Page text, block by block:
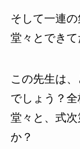
そして一連の
堂々とできて
この先生は
でしょう？全
堂々と、式
か？